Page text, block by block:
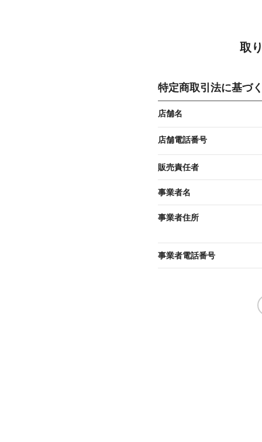
取
特定商取引法に基づ
店舗名
店舗電話番号
販売責任者
事業者名
事業者住所
事業者電話番号